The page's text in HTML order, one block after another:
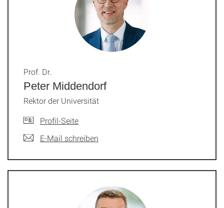
Peter Middendorf
Prof. Dr.
Rektor der Universität
Profil-Seite
E-Mail schreiben